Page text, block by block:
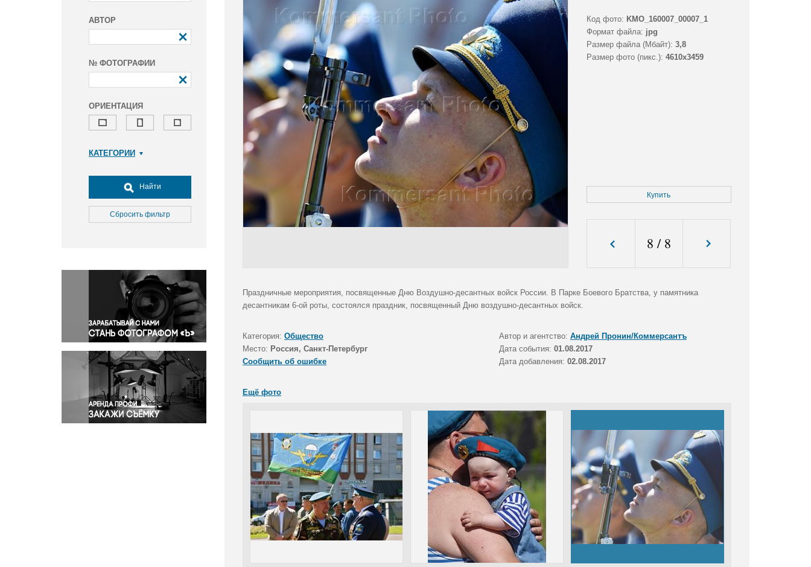
АВТОР
№ ФОТОГРАФИИ
ОРИЕНТАЦИЯ
КАТЕГОРИИ
Досуг, туризм и отдых
Культура
Медицина
Окружающая среда
Политика
Правосудие
Происшествия и конфликты
Религия
Светская жизнь
Спорт
Экология
Экономика и бизнес
Найти
Сбросить фильтр
Код фото: KMO_160007_00007_1
Формат файла: jpg
Размер файла (Мбайт): 3,8
Размер фото (пикс.): 4610x3459
Купить
8 / 8
Праздничные мероприятия, посвященные Дню Воздушно-десантных войск России. В Парке Боевого Братства, у памятника
десантникам 6-ой роты, состоялся праздник, посвященный Дню воздушно-десантных войск.
Категория: Общество Автор и агентство: Андрей Пронин/Коммерсантъ
Место: Россия, Санкт-Петербург Дата события: 01.08.2017
Сообщить об ошибке
Дата добавления: 02.08.2017
Ещё фото